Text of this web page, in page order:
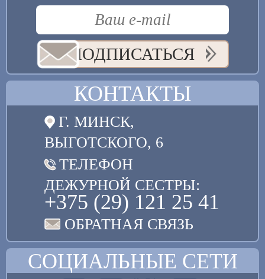
ПОДПИСАТЬСЯ
КОНТАКТЫ
Г. МИНСК,
ВЫГОТСКОГО, 6
ТЕЛЕФОН
ДЕЖУРНОЙ СЕСТРЫ:
+375 (29) 121 25 41
ОБРАТНАЯ СВЯЗЬ
СОЦИАЛЬНЫЕ СЕТИ